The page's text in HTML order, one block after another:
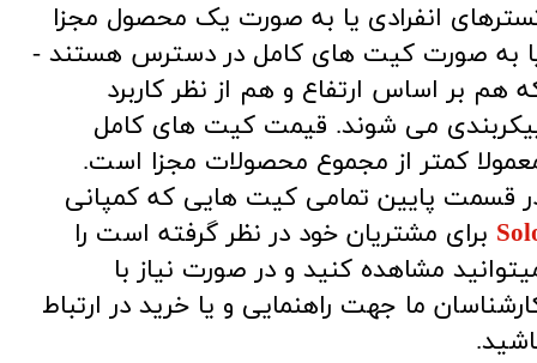
انفرادی یا به صورت یک محصول مجزا
به صورت کیت های کامل در دسترس هستند -
هم بر اساس ارتفاع و هم از نظر کاربرد
می شوند. قیمت کیت های کامل
کمتر از مجموع محصولات مجزا است.
قسمت پایین تمامی کیت هایی که کمپانی
برای مشتریان خود در نظر گرفته است را
مشاهده کنید و در صورت نیاز با
ما جهت راهنمایی و یا خرید در ارتباط